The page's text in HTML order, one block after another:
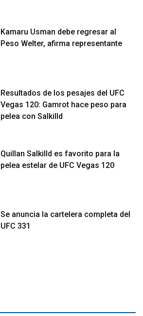
Kamaru Usman debe regresar al
Peso Welter, afirma representante
Resultados de los pesajes del UFC
Vegas 120: Gamrot hace peso para
pelea con Salkilld
Quillan Salkilld es favorito para la
pelea estelar de UFC Vegas 120
Se anuncia la cartelera completa del
UFC 331